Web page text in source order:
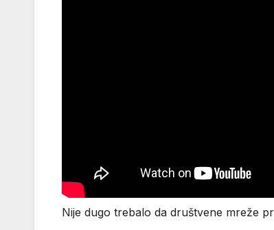
Nije dugo trebalo da društvene mreže